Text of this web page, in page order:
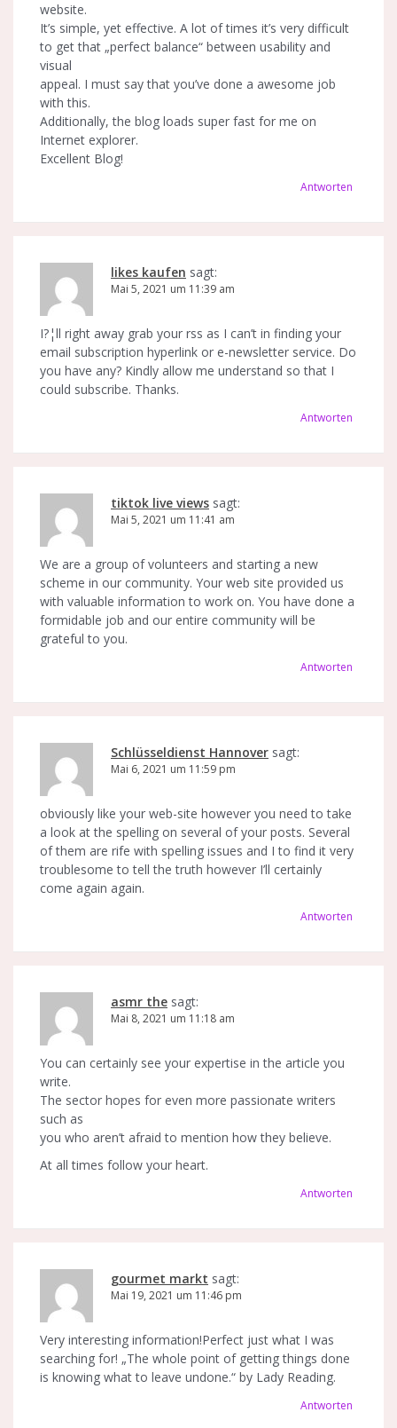
website.
It’s simple, yet effective. A lot of times it’s very difficult
to get that „perfect balance“ between usability and
visual
appeal. I must say that you’ve done a awesome job
with this.
Additionally, the blog loads super fast for me on
Internet explorer.
Excellent Blog!
Antworten
likes kaufen sagt:
Mai 5, 2021 um 11:39 am
I?¦ll right away grab your rss as I can’t in finding your
email subscription hyperlink or e-newsletter service. Do
you have any? Kindly allow me understand so that I
could subscribe. Thanks.
Antworten
tiktok live views sagt:
Mai 5, 2021 um 11:41 am
We are a group of volunteers and starting a new
scheme in our community. Your web site provided us
with valuable information to work on. You have done a
formidable job and our entire community will be
grateful to you.
Antworten
Schlüsseldienst Hannover sagt:
Mai 6, 2021 um 11:59 pm
obviously like your web-site however you need to take
a look at the spelling on several of your posts. Several
of them are rife with spelling issues and I to find it very
troublesome to tell the truth however I’ll certainly
come again again.
Antworten
asmr the sagt:
Mai 8, 2021 um 11:18 am
You can certainly see your expertise in the article you
write.
The sector hopes for even more passionate writers
such as
you who aren’t afraid to mention how they believe.
At all times follow your heart.
Antworten
gourmet markt sagt:
Mai 19, 2021 um 11:46 pm
Very interesting information!Perfect just what I was
searching for! „The whole point of getting things done
is knowing what to leave undone.“ by Lady Reading.
Antworten